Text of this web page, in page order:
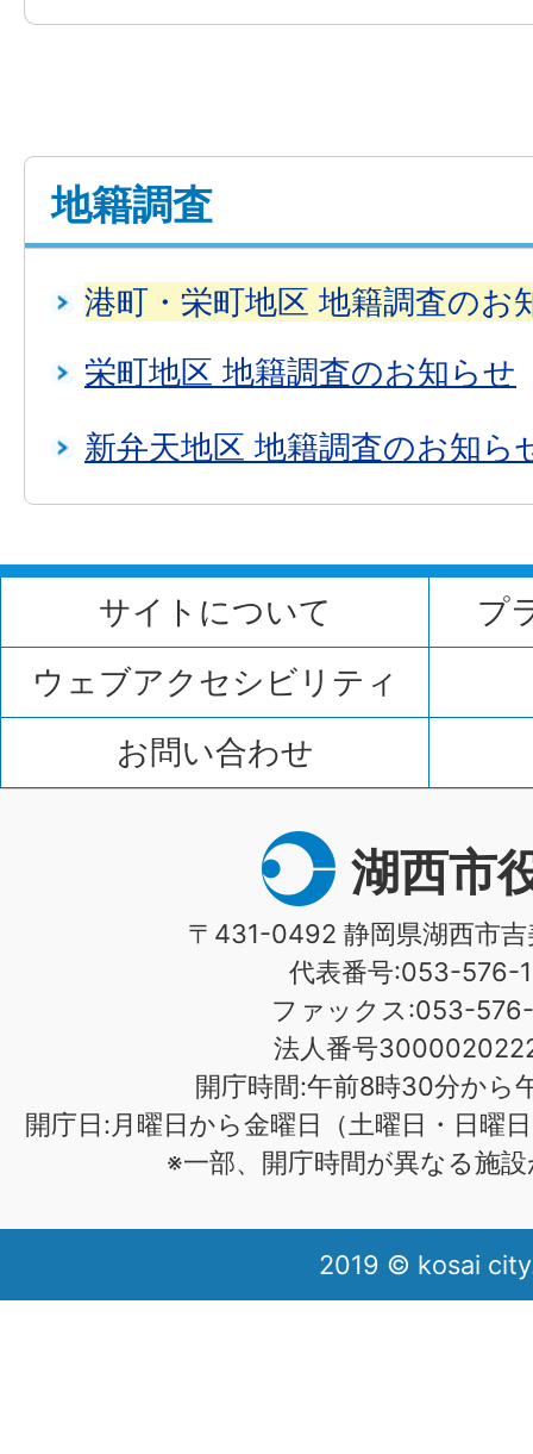
地籍調査
港町・栄町地区 地籍調査のお
栄町地区 地籍調査のお知らせ
新弁天地区 地籍調査のお知ら
サイトについて
プ
ウェブアクセシビリティ
お問い合わせ
湖西市
〒431-0492 静岡県湖西市
代表番号:053-576-
ファックス:053-576-
法人番号
開庁時間:午前8時30分から
開庁日:月曜日から金曜日（土曜日・日曜
※一部、開庁時間が異なる施
2019 © kosai